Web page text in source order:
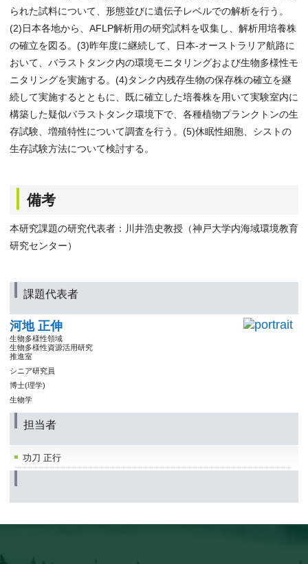
られた試料について、形態並びに遺伝子レベルでの解析を行う。
(2)日本各地から、AFLP解析用の研究試料を収集し、解析用培養株
の確立を図る。(3)昨年度に継続して、日本-オーストラリア航路に
おいて、バラストタンク内の環境モニタリングおよび生物多様性モ
ニタリングを実施する。(4)タンク内残存生物の保存株の確立を継
続して実施するとともに、既に確立した培養株を用いて実験室内に
構築した疑似バラストタンク環境下で、各種植物プランクトンの生
存試験、増殖特性について調査を行う。(5)休眠性細胞、シストの
生存試験方法について検討する。
備考
本研究課題の研究代表者：川井浩史教授（神戸大学内海域環境教育
研究センター）
課題代表者
河地 正伸
生物多様性領域
生物多様性資源活用研究
推進室
シニア研究員
博士(理学)
生物学
担当者
功刀 正行